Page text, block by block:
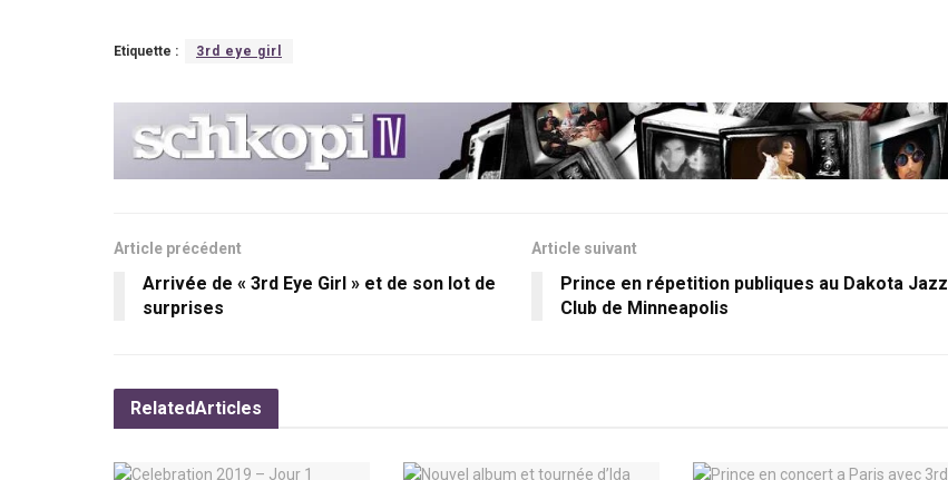
Etiquette : 3rd eye girl
Article précédent
Arrivée de « 3rd Eye Girl » et de son lot de
surprises
Article suivant
Prince en répetition publiques au Dakota Jazz
Club de Minneapolis
RelatedArticles